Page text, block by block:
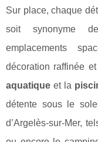
Sur place, chaque
soit synonyme
emplacements
décoration raffinée
aquatique et la
détente sous le
d’Argelès-sur-Mer,